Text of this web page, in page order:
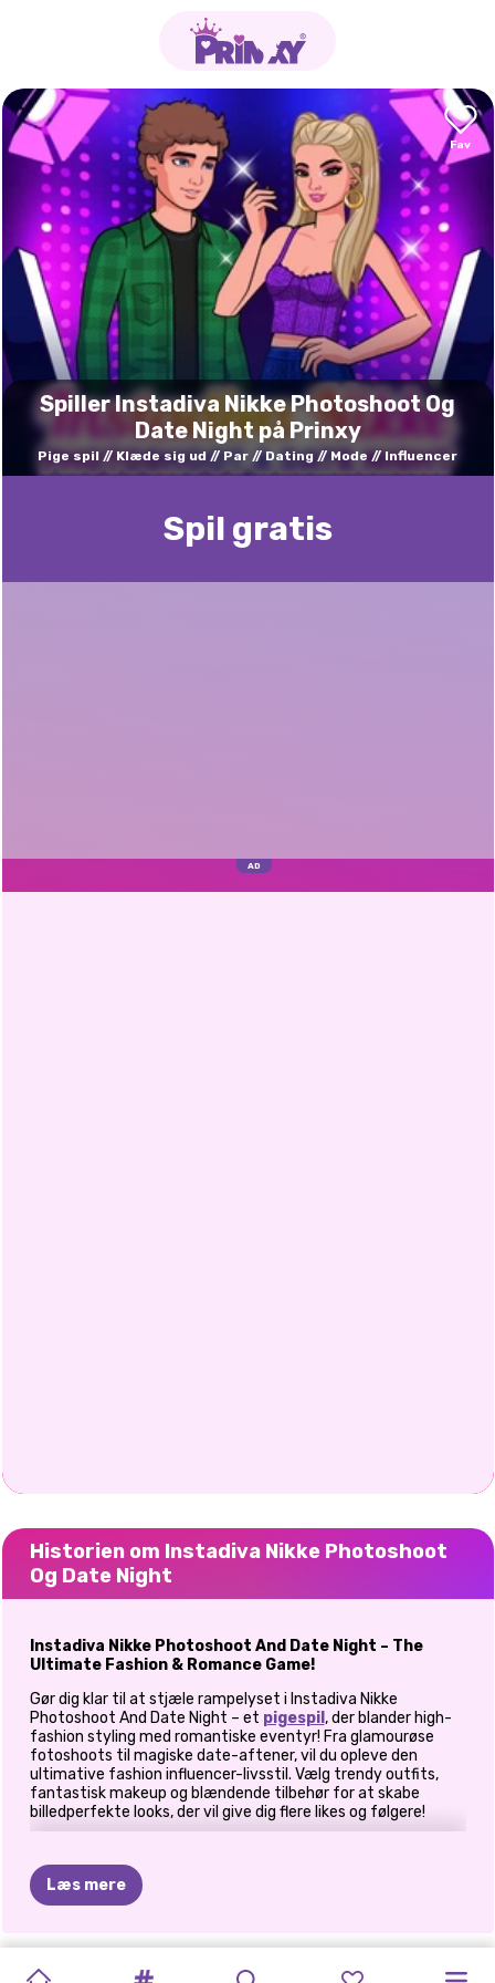
Spiller Instadiva Nikke Photoshoot Og
Date Night på Prinxy
Pige spil Klæde sig ud Par Dating Mode Influencer
Spil gratis
Historien om Instadiva Nikke Photoshoot
Og Date Night
Instadiva Nikke Photoshoot And Date Night – The
Ultimate Fashion & Romance Game!
Gør dig klar til at stjæle rampelyset i Instadiva Nikke
Photoshoot And Date Night – et pigespil , der blander high-
fashion styling med romantiske eventyr! Fra glamourøse
fotoshoots til magiske date-aftener, vil du opleve den
ultimative fashion influencer-livsstil. Vælg trendy outfits,
fantastisk makeup og blændende tilbehør for at skabe
billedperfekte looks, der vil give dig flere likes og følgere!
Enhver Instadiva ved, at det perfekte fotoshoot handler om
detaljerne! Dit mål? For at matche fotoshoot-temaet skal
Kjole til at imponere
– Vælg mellem stilfulde outfits,
Læs mere
PRINSESSER
BFFS
ELLIE
EMOJIS-
PRINSESSER